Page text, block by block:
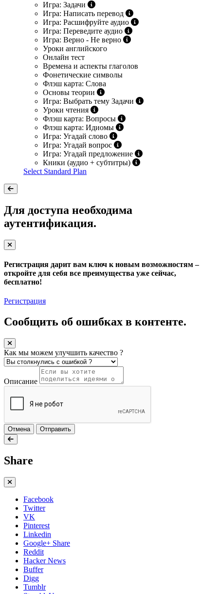
Игра: Задачи
Игра: Написать перевод
Игра: Расшифруйте аудио
Игра: Переведите аудио
Игра: Верно - Не верно
Уроки английского
Онлайн тест
Времена и аспекты глаголов
Фонетические символы
Флэш карта: Слова
Основы теории
Игра: Выбрать тему Задачи
Уроки чтения
Флэш карта: Вопросы
Флэш карта: Идиомы
Игра: Угадай слово
Игра: Угадай вопрос
Игра: Угадай предложение
Кники (аудио + субтитры)
Select Standard Plan
Для доступа необходима
аутентификация.
Регистрация дарит вам ключ к новым возможностям –
откройте для себя все преимущества уже сейчас,
бесплатно!
Регистрация
Сообщить об ошибках в контенте.
Как мы можем улучшить качество ?
Описание
Отмена Отправить
Share
Facebook
Twitter
VK
Pinterest
Linkedin
Google+ Share
Reddit
Hacker News
Buffer
Digg
Tumblr